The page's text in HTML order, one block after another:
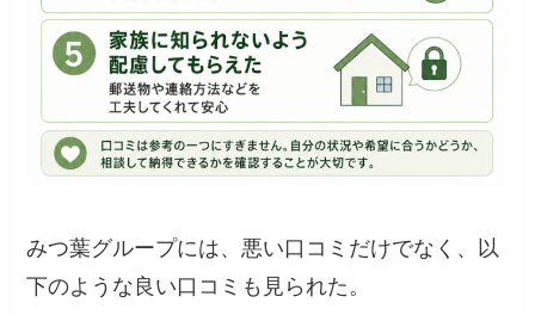
みつ葉グループには、悪い口コミだけでなく、以
下のような良い口コミも見られた。